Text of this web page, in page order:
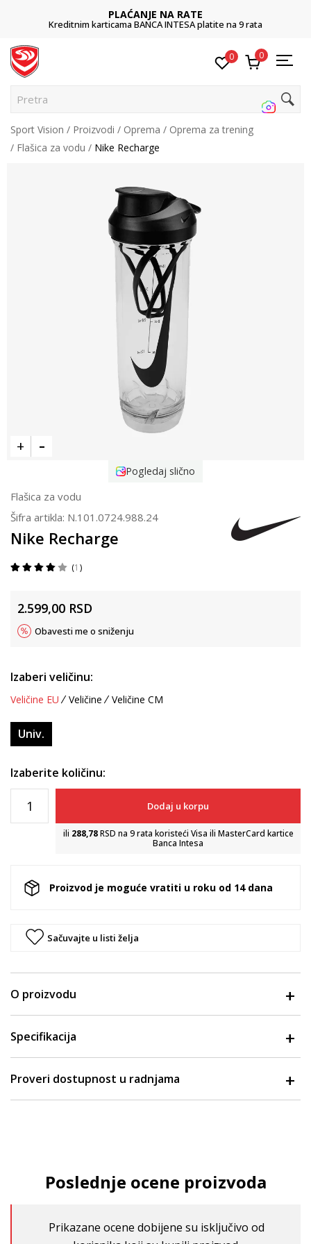
PLAĆANJE NA RATE
Kreditnim karticama BANCA INTESA platite na 9 rata
0 0
Pretraži
Sport Vision Proizvodi Oprema
Oprema za trening
Flašica za vodu
Nike Recharge
Pogledaj slično
Flašica za vodu
Šifra artikla: N.101.0724.988.24
Nike Recharge
1
2.599,00 RSD
Obavesti me o sniženju
Izaberi veličinu:
Veličine EU Veličine Veličine CM
Univ.
Izaberite količinu:
Dodaj u korpu
ili 288,78RSD na 9 rata koristeći Visa ili MasterCard kartice
Banca Intesa
Proizvod je moguće vratiti u roku od 14 dana
Sačuvajte u listi želja
O proizvodu
Specifikacija
Proveri dostupnost u radnjama
Poslednje ocene proizvoda
Prikazane ocene dobijene su isključivo od